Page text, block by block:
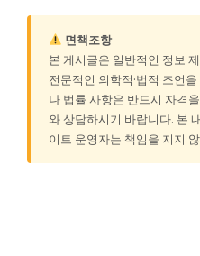
면책조항
본 게시글은 일반적인 정보
전문적인 의학적·법적 조언
나 법률 사항은 반드시 자격
와 상담하시기 바랍니다. 본
이트 운영자는 책임을 지지